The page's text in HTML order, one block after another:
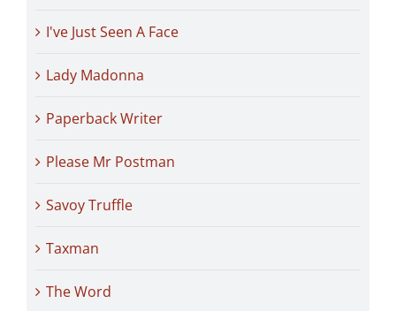
I've Just Seen A Face
Lady Madonna
Paperback Writer
Please Mr Postman
Savoy Truffle
Taxman
The Word